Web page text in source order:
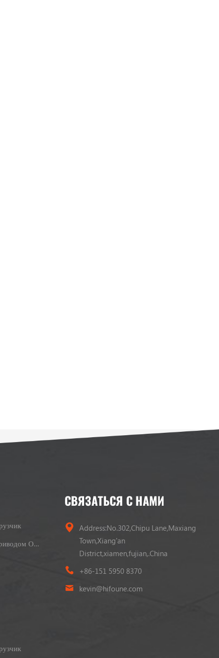
Вилочный Погрузчик С Приводом От LPG
СВЯЗАТЬСЯ С НАМИ
Address:No.302,Chipu Lane,Maxiang
Town,Xiang'an
District,xiamen,fujian,.China
+86-151 5950 8370
kevin@hifoune.com